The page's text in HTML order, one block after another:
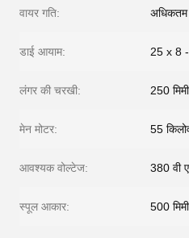
वायर गति: अधिकतम
डाई आयाम: 25 x 8 -
लंगर की चरखी: 250 मिमी
मेन मोटर: 55
आवश्यक वोल्टेज: 380 वी
स्पूल आकार: 500